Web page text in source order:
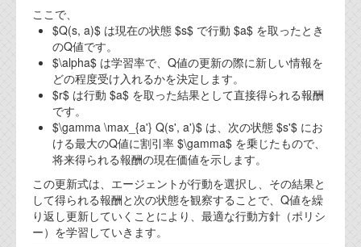
ここで、
$Q(s, a)$ は現在の状態 $s$ で行動 $a$ を取ったとき
のQ値です。
$\alpha$ は学習率で、Q値の更新の際に新しい情報を
どの程度受け入れるかを決定します。
$r$ は行動 $a$ を取った結果として直接得られる報酬
です。
$\gamma \max_{a'} Q(s', a')$ は、次の状態 $s'$ にお
ける最大のQ値に割引率 $\gamma$ を乗じたもので、
将来得られる報酬の現在価値を示します。
この更新式は、エージェントが行動を選択し、その結果と
して得られる報酬と次の状態を観察することで、Q値を繰
り返し更新していくことにより、最適な行動方針（ポリシ
ー）を学習していきます。